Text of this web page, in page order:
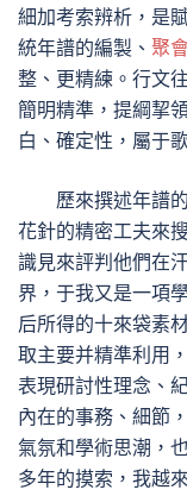
細加考索辨析，是
統年譜的編製、 聚
整、更精練。行文
簡明精準，提綱挈
白、確定性，屬于
歷來撰述年譜
花針的精密工夫來
識見來評判他們在
界，于我又是一項
后所得的十來袋素
取主要并精準利用
表現研討性理念、
內在的事務、細節
氣氛和學術思潮，
多年的摸索，我越